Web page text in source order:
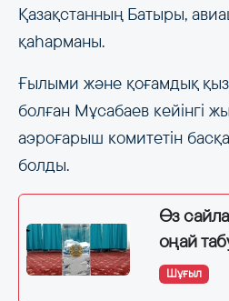
Қазақстанның Батыры,
қаһарманы.
Ғылыми және қоғамдық
болған Мұсабаев кейінгі
аэроғарыш комитетін
болды.
Өз
оңай
Шұғыл